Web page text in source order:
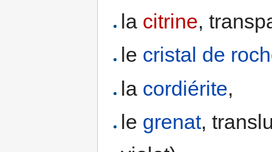
la citrine,
le cristal de
la cordiérite,
le grenat,